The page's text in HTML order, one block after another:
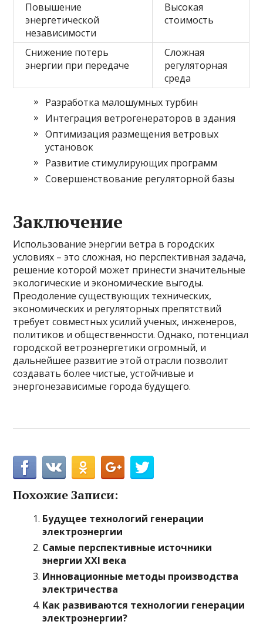
Повышение
энергетической
независимости
Высокая
стоимость
Снижение потерь
энергии при передаче
Сложная
регуляторная
среда
Разработка малошумных турбин
Интеграция ветрогенераторов в здания
Оптимизация размещения ветровых
установок
Развитие стимулирующих программ
Совершенствование регуляторной базы
Заключение
Использование энергии ветра в городских
условиях – это сложная, но перспективная задача,
решение которой может принести значительные
экологические и экономические выгоды.
Преодоление существующих технических,
экономических и регуляторных препятствий
требует совместных усилий ученых, инженеров,
политиков и общественности. Однако, потенциал
городской ветроэнергетики огромный, и
дальнейшее развитие этой отрасли позволит
создавать более чистые, устойчивые и
энергонезависимые города будущего.
Похожие Записи:
Будущее технологий генерации
электроэнергии
Самые перспективные источники
энергии XXI века
Инновационные методы производства
электричества
Как развиваются технологии генерации
электроэнергии?